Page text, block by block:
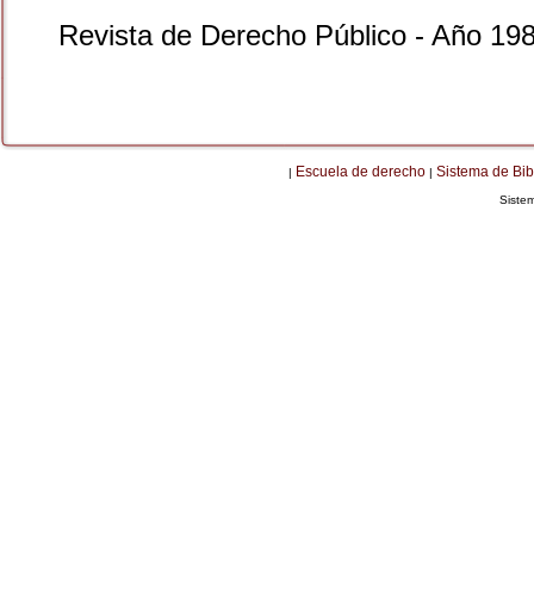
Revista de Derecho Público - Año
| Escuela de derecho | Sistema de